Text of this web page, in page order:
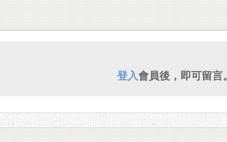
登入會員後，即可留言